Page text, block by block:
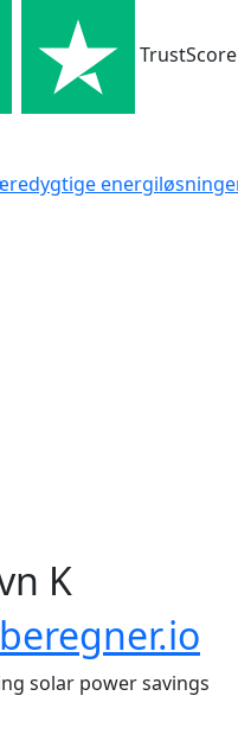
TrustScore
K